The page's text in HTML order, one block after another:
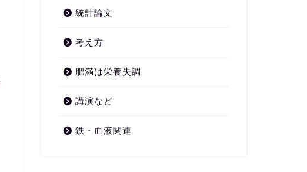
統計論文
考え方
肥満は栄養失調
講演など
鉄・血液関連